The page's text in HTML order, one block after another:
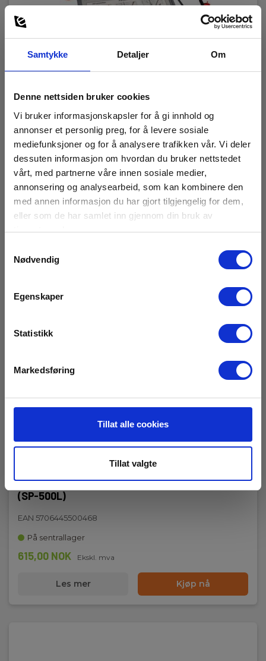
Samtykke Detaljer Om
Denne nettsiden bruker cookies
Vi bruker informasjonskapsler for å gi innhold og
annonser et personlig preg, for å levere sosiale
mediefunksjoner og for å analysere trafikken vår. Vi deler
dessuten informasjon om hvordan du bruker nettstedet
vårt, med partnerne våre innen sosiale medier,
annonsering og analysearbeid, som kan kombinere den
med annen informasjon du har gjort tilgjengelig for dem,
eller som de har samlet inn gjennom din bruk av
tjenestene deres.
Nødvendig
Egenskaper
Statistikk
Markedsføring
Tillat alle cookies
Tillat valgte
EAN 5703534218105
EL.NR 8023001
Lav lagerbeholdning
29 795,00 NOK Ekskl. mva
Les mer Kjøp nå
Bærestropp for Combitest 419/420/425/G3
(SP-500L)
EAN 5706445500468
På sentrallager
615,00 NOK Ekskl. mva
Les mer Kjøp nå